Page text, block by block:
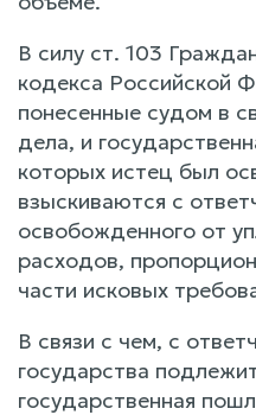
В силу ст. 103
кодекса Российской
понесенные судом в
дела, и
которых истец был
взыскиваются с
освобожденного от
расходов,
части исковых
В связи с чем, с
государства
государственная